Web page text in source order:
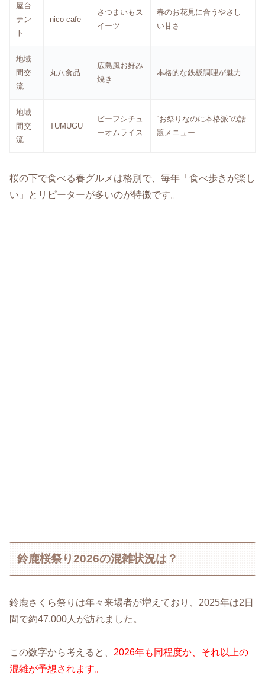
屋台
テン
ト
nico cafe
さつまいもス
イーツ
春のお花見に合うやさし
い甘さ
地域
間交
流
丸八食品
広島風お好み
焼き
本格的な鉄板調理が魅力
地域
間交
流
TUMUGU
ビーフシチュ
ーオムライス
“お祭りなのに本格派”の話
題メニュー
桜の下で食べる春グルメは格別で、毎年「食べ歩きが楽し
い」とリピーターが多いのが特徴です。
鈴鹿桜祭り2026の混雑状況は？
鈴鹿さくら祭りは年々来場者が増えており、2025年は2日
間で約47,000人が訪れました。
この数字から考えると、 2026年も同程度か、それ以上の
混雑が予想されます。